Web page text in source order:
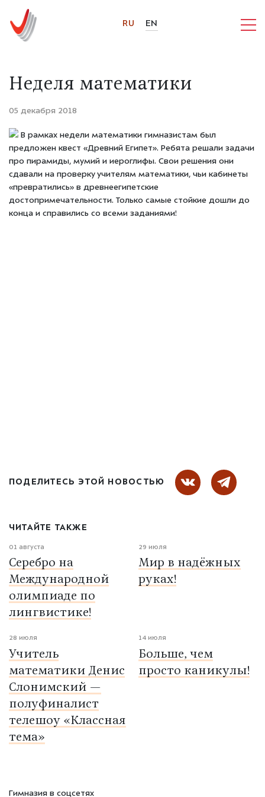
RU EN
Неделя математики
05 декабря 2018
В рамках недели математики гимназистам был
предложен квест «Древний Египет». Ребята решали задачи
про пирамиды, мумий и иероглифы. Свои решения они
сдавали на проверку учителям математики, чьи кабинеты
«превратились» в древнеегипетские
достопримечательности. Только самые стойкие дошли до
конца и справились со всеми заданиями!
ПОДЕЛИТЕСЬ ЭТОЙ НОВОСТЬЮ
ЧИТАЙТЕ ТАКЖЕ
01 августа
Серебро на
Международной
олимпиаде по
лингвистике!
29 июля
Мир в надёжных
руках!
28 июля
Учитель
математики Денис
Слонимский —
полуфиналист
телешоу «Классная
тема»
14 июля
Больше, чем
просто каникулы!
Гимназия в соцсетях